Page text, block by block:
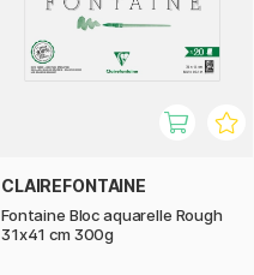
CLAIREFONTAINE
Fontaine Bloc aquarelle Rough
31x41 cm 300g